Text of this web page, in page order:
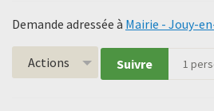
Demande adressée à Mairie - Jouy-
Actions Suivre 1